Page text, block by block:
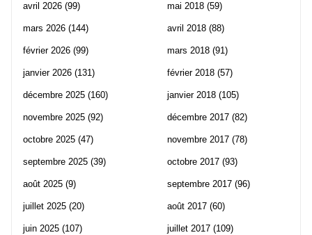
avril 2026 (99)
mars 2026 (144)
février 2026 (99)
janvier 2026 (131)
décembre 2025 (160)
novembre 2025 (92)
octobre 2025 (47)
septembre 2025 (39)
août 2025 (9)
juillet 2025 (20)
juin 2025 (107)
mai 2018 (59)
avril 2018 (88)
mars 2018 (91)
février 2018 (57)
janvier 2018 (105)
décembre 2017 (82)
novembre 2017 (78)
octobre 2017 (93)
septembre 2017 (96)
août 2017 (60)
juillet 2017 (109)